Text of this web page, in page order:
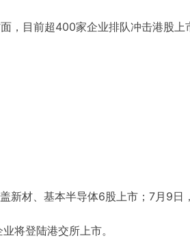
，目前超400家企业排队冲击港股上
新材、基本半导体6股上市；7月9日
将登陆港交所上市。